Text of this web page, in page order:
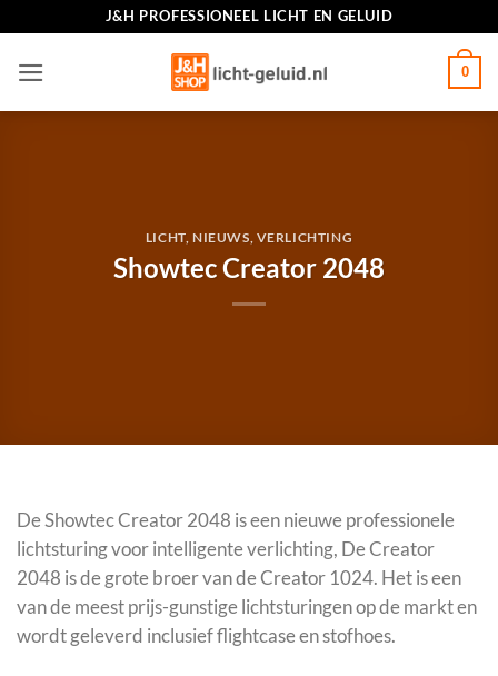
inhoud
J&H PROFESSIONEEL LICHT EN GELUID
0
LICHT, NIEUWS VERLICHTING
Showtec Creator 2048
De Showtec Creator 2048 is een nieuwe professionele
lichtsturing voor intelligente verlichting, De Creator
2048 is de grote broer van de Creator 1024. Het is een
van de meest prijs-gunstige lichtsturingen op de markt en
wordt geleverd inclusief flightcase en stofhoes.